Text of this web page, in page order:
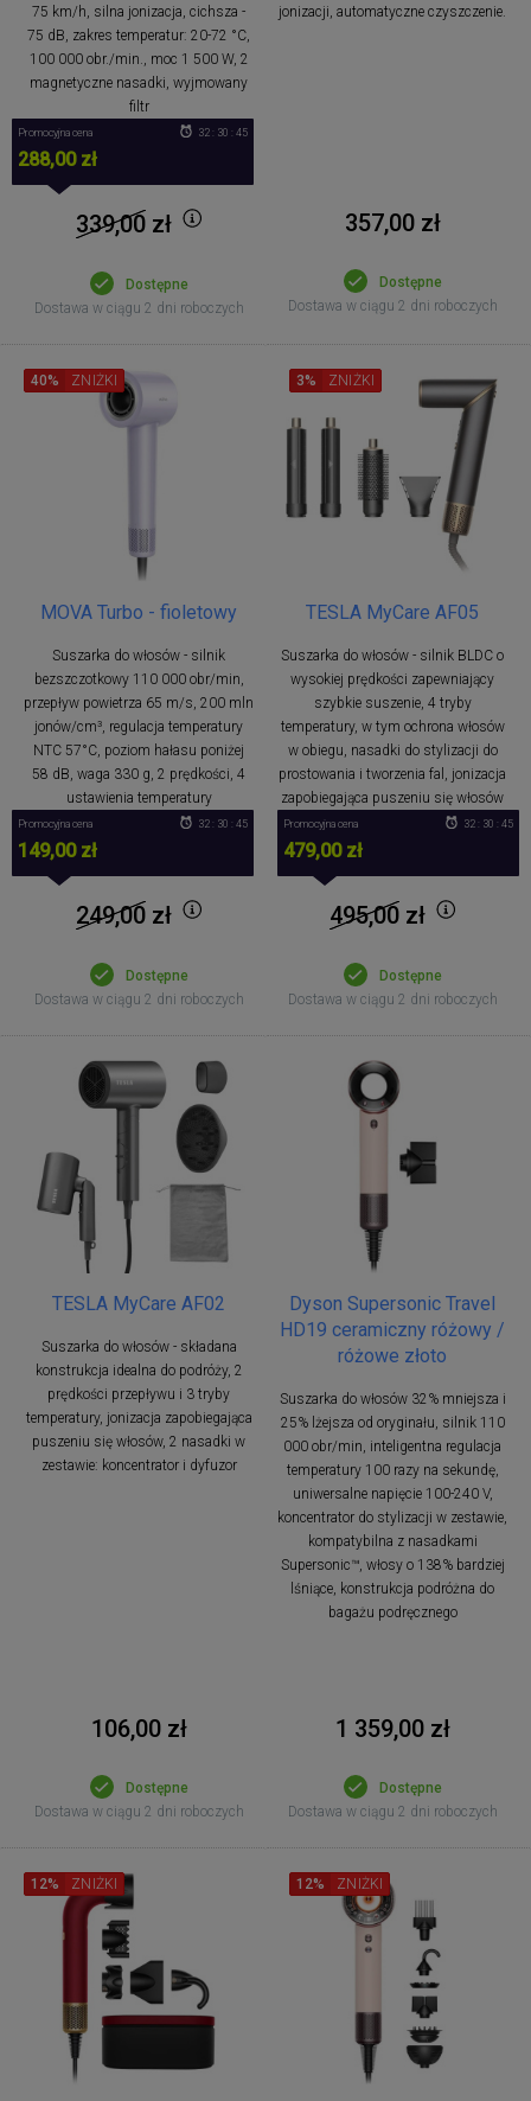
75 km/h, silna jonizacja, cichsza -
75 dB, zakres temperatur: 20-72 °C,
100 000 obr./min., moc 1 500 W, 2
magnetyczne nasadki, wyjmowany
filtr
Promocyjna cena
288,00 zł
32 : 30 : 44
339,00zł
Dostępne
Dostawa w ciągu 2 dni roboczych
jonizacji, automatyczne czyszczenie.
357,00 zł
Dostępne
Dostawa w ciągu 2 dni roboczych
MOVA Turbo - fioletowy
Suszarka do włosów - silnik
bezszczotkowy 110 000 obr/min,
przepływ powietrza 65 m/s, 200 mln
jonów/cm³, regulacja temperatury
NTC 57°C, poziom hałasu poniżej
58 dB, waga 330 g, 2 prędkości, 4
ustawienia temperatury
40% ZNIŻKI
Promocyjna cena
149,00 zł
32 : 30 : 44
249,00zł
Dostępne
Dostawa w ciągu 2 dni roboczych
TESLA MyCare AF05
Suszarka do włosów - silnik BLDC o
wysokiej prędkości zapewniający
szybkie suszenie, 4 tryby
temperatury, w tym ochrona włosów
w obiegu, nasadki do stylizacji do
prostowania i tworzenia fal, jonizacja
zapobiegająca puszeniu się włosów
3% ZNIŻKI
Promocyjna cena
479,00 zł
32 : 30 : 44
495,00zł
Dostępne
Dostawa w ciągu 2 dni roboczych
TESLA MyCare AF02
Suszarka do włosów - składana
konstrukcja idealna do podróży, 2
prędkości przepływu i 3 tryby
temperatury, jonizacja zapobiegająca
puszeniu się włosów, 2 nasadki w
zestawie: koncentrator i dyfuzor
106,00 zł
Dostępne
Dostawa w ciągu 2 dni roboczych
Dyson Supersonic Travel
HD19 ceramiczny różowy /
różowe złoto
Suszarka do włosów 32% mniejsza i
25% lżejsza od oryginału, silnik 110
000 obr/min, inteligentna regulacja
temperatury 100 razy na sekundę,
uniwersalne napięcie 100-240 V,
koncentrator do stylizacji w zestawie,
kompatybilna z nasadkami
Supersonic™, włosy o 138% bardziej
lśniące, konstrukcja podróżna do
bagażu podręcznego
1 359,00 zł
Dostępne
Dostawa w ciągu 2 dni roboczych
12% ZNIŻKI 12% ZNIŻKI